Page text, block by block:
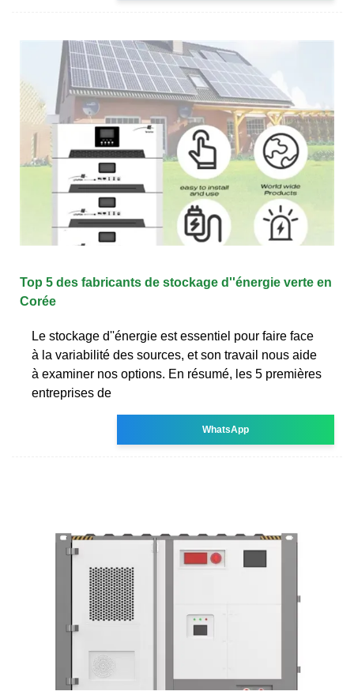
Top 5 des fabricants de stockage d''énergie verte en
Corée
Le stockage d''énergie est essentiel pour faire face
à la variabilité des sources, et son travail nous aide
à examiner nos options. En résumé, les 5 premières
entreprises de
WhatsApp